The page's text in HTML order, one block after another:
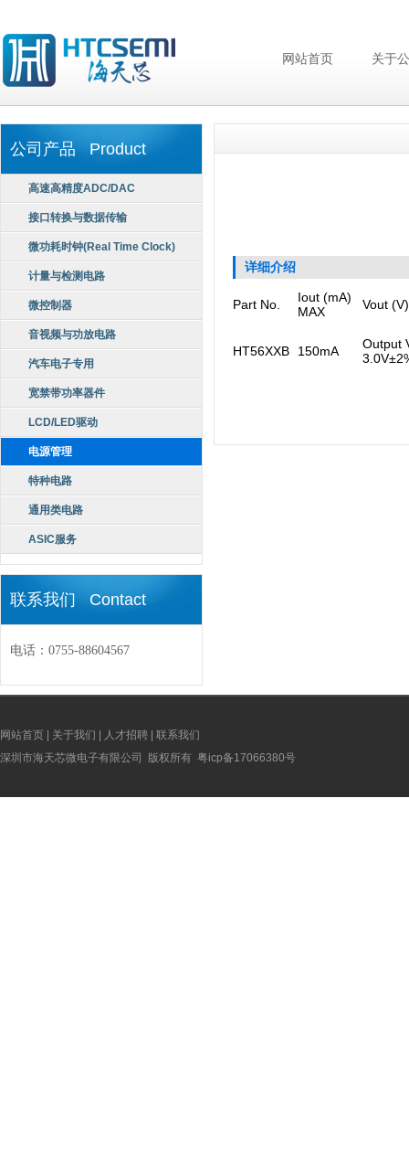
网站首页 关于
公司产品 Product
高速高精度ADC/DAC
接口转换与数据传输
微功耗时钟(Real Time Clock)
计量与检测电路
微控制器
音视频与功放电路
汽车电子专用
宽禁带功率器件
LCD/LED驱动
电源管理
特种电路
通用类电路
ASIC服务
联系我们 Contact
电话：0755-88604567
详细介绍
Part No.
Iout (mA)
MAX
Vout (V)
HT56XXB 150mA
Output
网站首页 关于我们 人才招聘
联系我们
深圳市海天芯微电子有限公司 版权所有 粤icp备17066380号